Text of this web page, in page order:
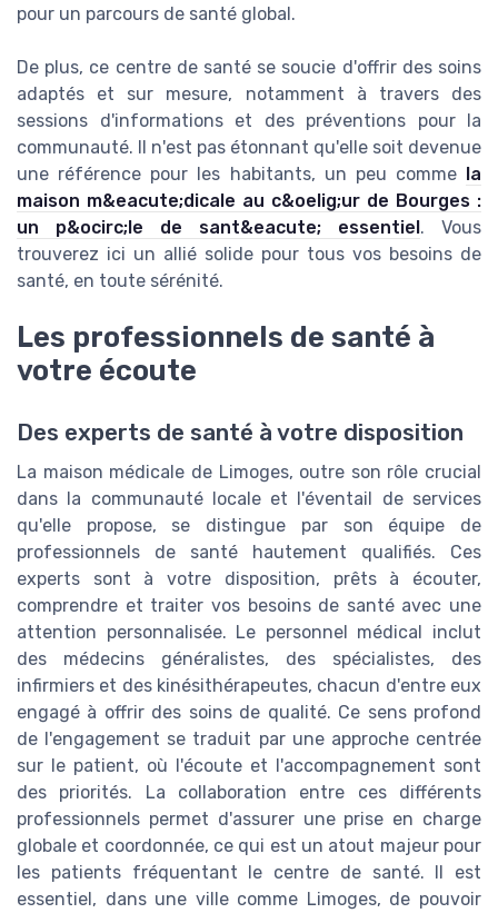
pour un parcours de santé global.
De plus, ce centre de santé se soucie d'offrir des soins
adaptés et sur mesure, notamment à travers des
sessions d'informations et des préventions pour la
communauté. Il n'est pas étonnant qu'elle soit devenue
une référence pour les habitants, un peu comme
la
maison m&eacute;dicale au c&oelig;ur de Bourges :
un p&ocirc;le de sant&eacute; essentiel . Vous
trouverez ici un allié solide pour tous vos besoins de
santé, en toute sérénité.
Les professionnels de santé à
votre écoute
Des experts de santé à votre disposition
La maison médicale de Limoges, outre son rôle crucial
dans la communauté locale et l'éventail de services
qu'elle propose, se distingue par son équipe de
professionnels de santé hautement qualifiés. Ces
experts sont à votre disposition, prêts à écouter,
comprendre et traiter vos besoins de santé avec une
attention personnalisée. Le personnel médical inclut
des médecins généralistes, des spécialistes, des
infirmiers et des kinésithérapeutes, chacun d'entre eux
engagé à offrir des soins de qualité. Ce sens profond
de l'engagement se traduit par une approche centrée
sur le patient, où l'écoute et l'accompagnement sont
des priorités. La collaboration entre ces différents
professionnels permet d'assurer une prise en charge
globale et coordonnée, ce qui est un atout majeur pour
les patients fréquentant le centre de santé. Il est
essentiel, dans une ville comme Limoges, de pouvoir